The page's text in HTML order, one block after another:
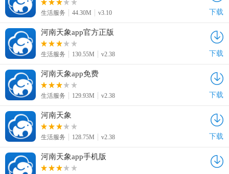
生活服务 44.30M v3.10 下载
河南天象app官方正版
生活服务 130.55M v2.38 下载
河南天象app免费
生活服务 129.93M v2.38 下载
河南天象
生活服务 128.75M v2.38 下载
河南天象app手机版